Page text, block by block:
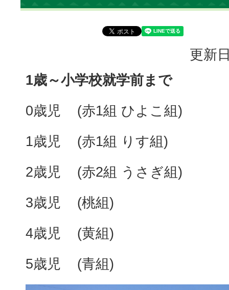
更新
1歳～小学校就学前まで
0歳児 (赤1組 ひよこ組)
1歳児 (赤1組 りす組)
2歳児 (赤2組 うさぎ組)
3歳児 (桃組)
4歳児 (黄組)
5歳児 (青組)